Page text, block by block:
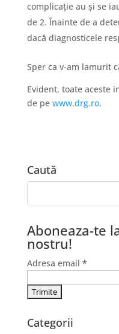
complicație au și se
de 2. Înainte de a
dacă diagnosticele
Sper ca v-am lamurit
Evident, toate aceste
de pe www.drg.ro.
Caută
Aboneaza-te
nostru!
Adresa email *
Categorii